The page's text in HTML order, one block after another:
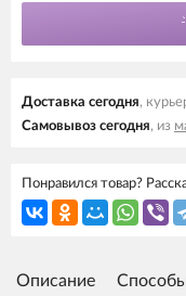
Доставка cегодня,
Самовывоз cегодня, из
Понравился товар?
Описание